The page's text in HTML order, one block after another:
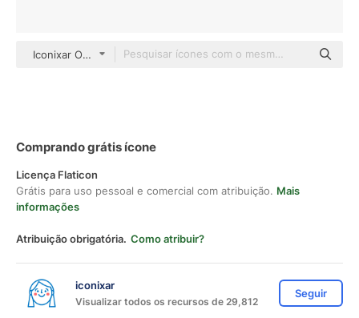
Iconixar Outline
Comprando grátis ícone
Licença Flaticon
Grátis para uso pessoal e comercial com atribuição. Mais
informações
Atribuição obrigatória. Como atribuir?
iconixar
Visualizar todos os recursos de 29,812
Seguir